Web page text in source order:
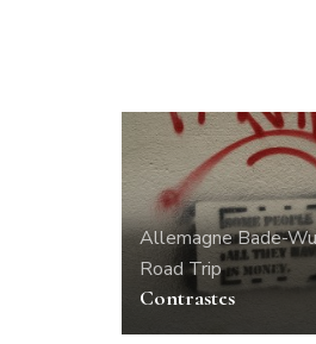
AllemagneBade-
Road Trip
Contrastes